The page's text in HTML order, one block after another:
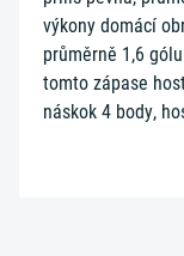
výkony domácí
průměrně 1,6
tomto zápase
náskok 4 body,